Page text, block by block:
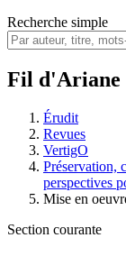
Recherche simple
Fil d'Ariane
Érudit
Revues
VertigO
Préservation,
perspectives
Mise en
Section courante